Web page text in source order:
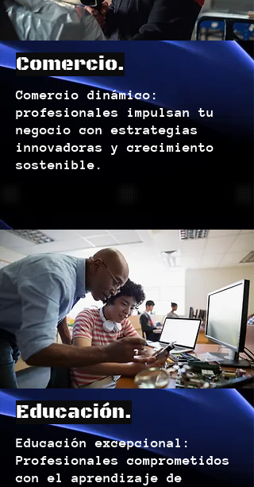
Comercio.
Comercio dinámico:
profesionales impulsan tu
negocio con estrategias
innovadoras y crecimiento
sostenible.
Educación.
Educación excepcional:
Profesionales comprometidos
con el aprendizaje de